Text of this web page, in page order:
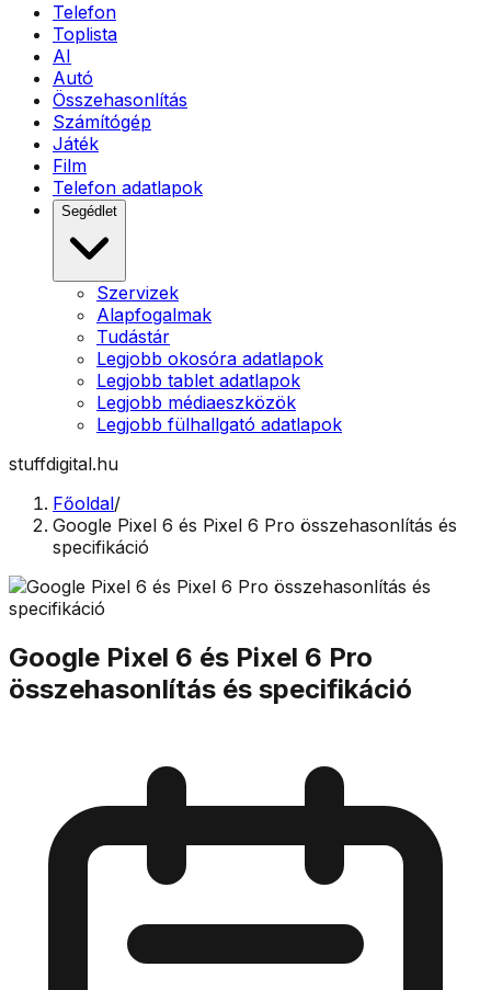
Telefon
Toplista
AI
Autó
Összehasonlítás
Számítógép
Játék
Film
Telefon adatlapok
Segédlet
Szervizek
Alapfogalmak
Tudástár
Legjobb okosóra adatlapok
Legjobb tablet adatlapok
Legjobb médiaeszközök
Legjobb fülhallgató adatlapok
stuffdigital.hu
Főoldal/
Google Pixel 6 és Pixel 6 Pro összehasonlítás és
specifikáció
Google Pixel 6 és Pixel 6 Pro
összehasonlítás és specifikáció